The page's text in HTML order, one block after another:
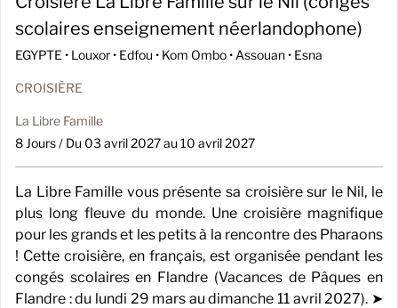
scolaires enseignement néerlandophone)
EGYPTE • Louxor • Edfou • Kom Ombo • Assouan • Esna
CROISIÈRE
La Libre Famille
8 Jours / Du 03 avril 2027 au 10 avril 2027
La Libre Famille vous présente sa croisière sur le Nil, le
plus long fleuve du monde. Une croisière magnifique
pour les grands et les petits à la rencontre des Pharaons
! Cette croisière, en français, est organisée pendant les
congés scolaires en Flandre (Vacances de Pâques en
Flandre : du lundi 29 mars au dimanche 11 avril 2027). ➤